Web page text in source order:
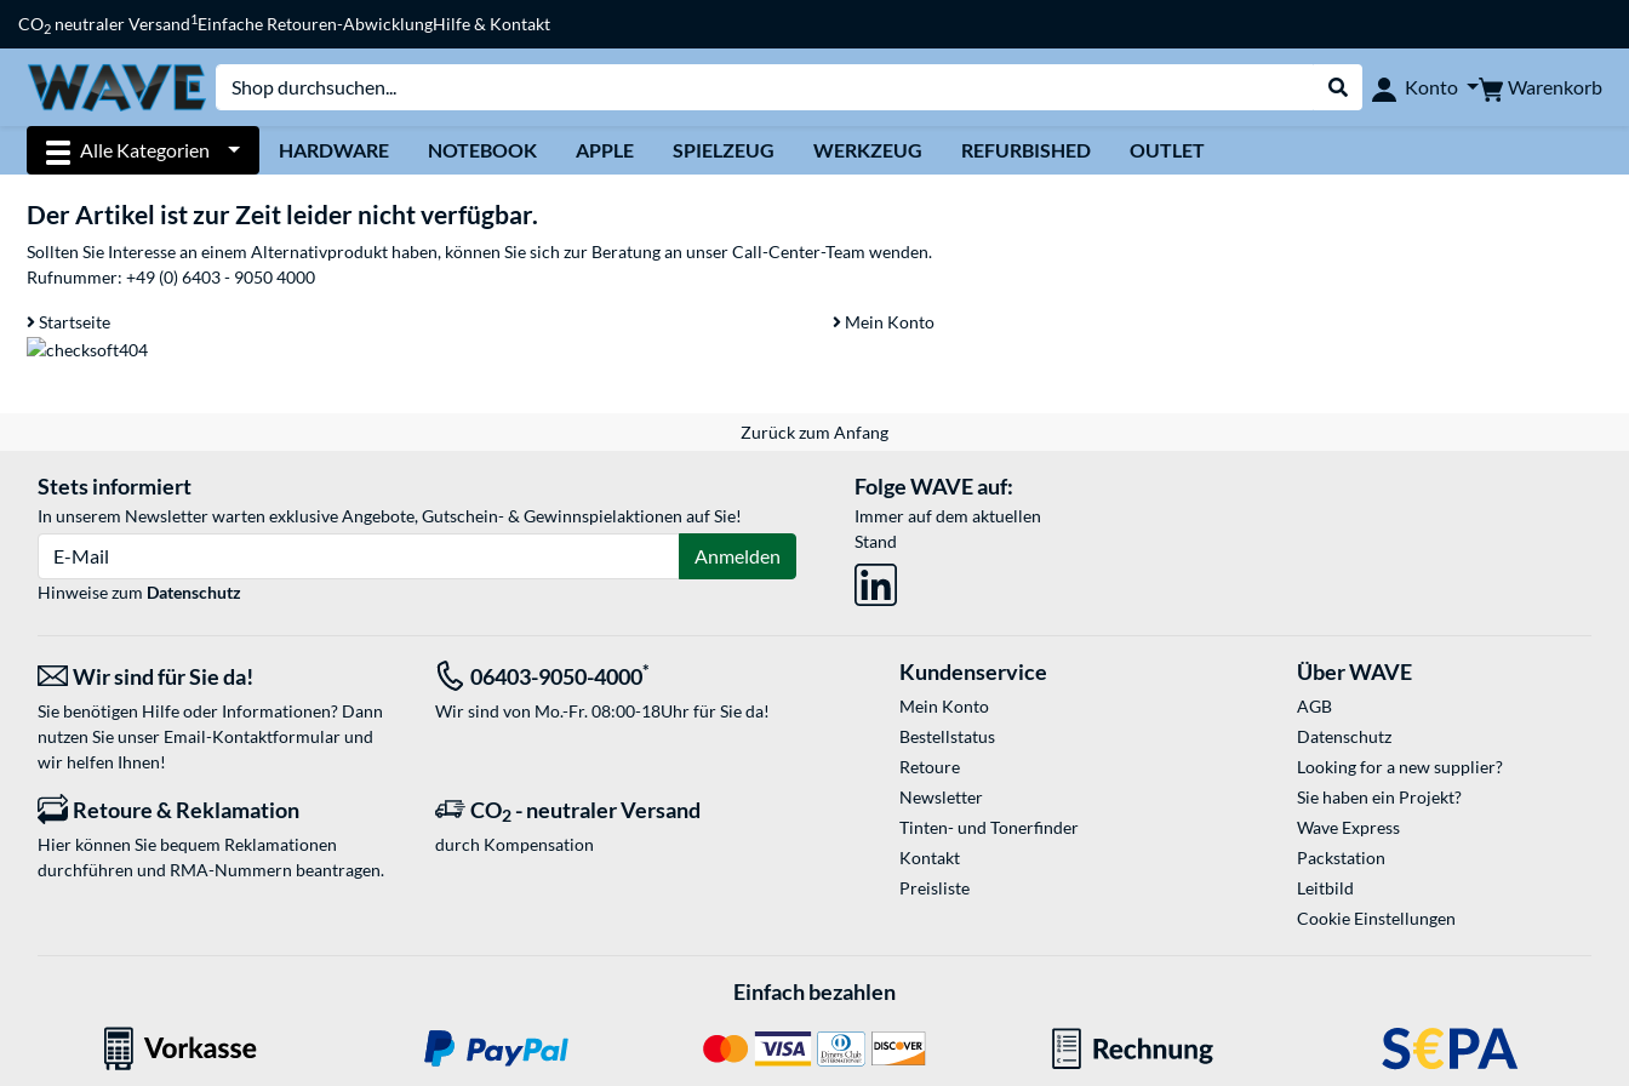
CO2 neutraler Versand1Einfache Retouren-AbwicklungHilfe & Kontakt
Suche durchführen
Konto Warenkorb
Alle Kategorien HARDWARE NOTEBOOK APPLE SPIELZEUG WERKZEUG REFURBISHED OUTLET
Der Artikel ist zur Zeit leider nicht verfügbar.
Sollten Sie Interesse an einem Alternativprodukt haben, können Sie sich zur Beratung an unser Call-Center-Team wenden.
Rufnummer: +49 (0) 6403 - 9050 4000
Startseite Mein Konto
Zurück zum Anfang
Stets informiert
In unserem Newsletter warten exklusive Angebote, Gutschein- & Gewinnspielaktionen auf Sie!
Anmelden
Hinweise zum Datenschutz
Folge WAVE auf:
Immer auf dem aktuellen
Stand
Wir sind für Sie da!
Sie benötigen Hilfe oder Informationen? Dann
nutzen Sie unser Email-Kontaktformularund
wir helfen Ihnen!
06403-9050-4000*
Wir sind von Mo.-Fr. 08:00-18Uhr für Sie da!
Retoure & Reklamation
Hier können Sie bequem Reklamationen
durchführen und RMA-Nummern beantragen.
CO2 - neutraler Versand
durch Kompensation
Kundenservice
Mein Konto
Bestellstatus
Retoure
Newsletter
Tinten- und Tonerfinder
Kontakt
Preisliste
Über WAVE
AGB
Datenschutz
Looking for a new supplier?
Sie haben ein Projekt?
Wave Express
Packstation
Leitbild
Cookie Einstellungen
Einfach bezahlen